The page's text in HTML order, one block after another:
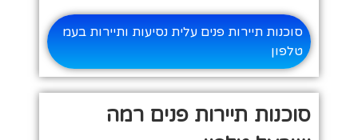
סוכנות תיירות פנים עלית נסיעות ותיירות בעמ
טלפון
סוכנות תיירות פנים רמה